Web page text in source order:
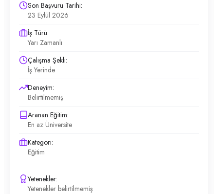
Son Başvuru Tarihi:
23 Eylül 2026
İş Türü:
Yarı Zamanlı
Çalışma Şekli:
İş Yerinde
Deneyim:
Belirtilmemiş
Aranan Eğitim:
En az Üniversite
Kategori:
Eğitim
Yetenekler:
Yetenekler belirtilmemiş